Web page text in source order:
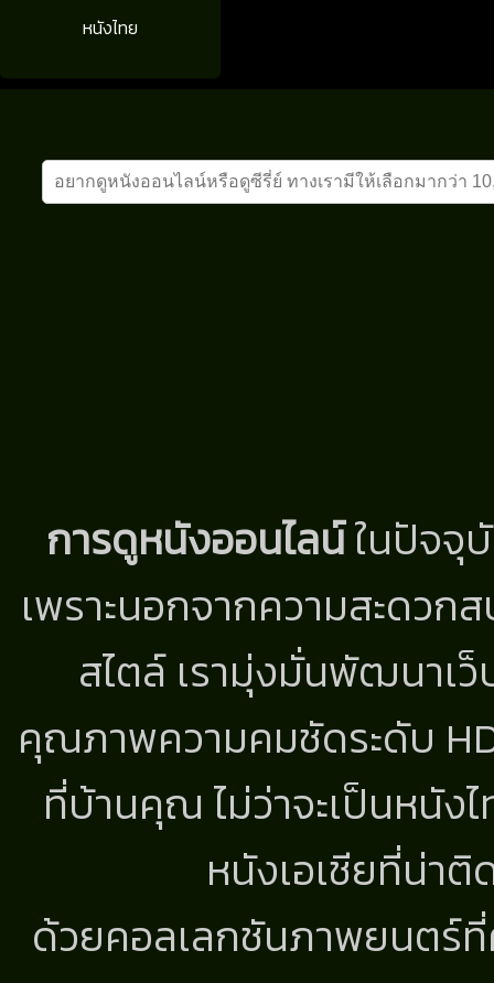
หนังไทย
การดูหนังออนไลน์ในปัจจุ
เพราะนอกจากความสะดว
สไตล์ เรามุ่งมั่นพัฒนาเ
คุณภาพความคมชัดระดับ
ที่บ้านคุณ ไม่ว่าจะเป็นหนั
หนังเอเชียที่น่า
ด้วยคอลเลกชันภาพยนตร์